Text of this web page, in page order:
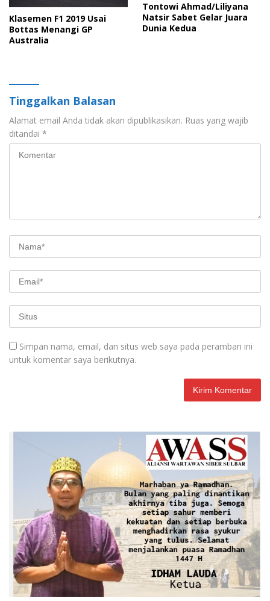
Klasemen F1 2019 Usai
Bottas Menangi GP
Australia
Tontowi Ahmad/Liliyana
Natsir Sabet Gelar Juara
Dunia Kedua
Tinggalkan Balasan
Alamat email Anda tidak akan dipublikasikan. Ruas yang wajib
ditandai *
Simpan nama, email, dan situs web saya pada peramban ini
untuk komentar saya berikutnya.